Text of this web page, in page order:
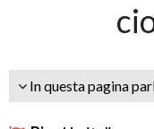
In questa pagina